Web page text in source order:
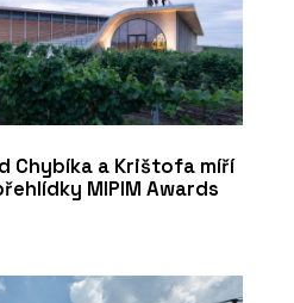
Chybíka a Krištofa míří
MIPIM Awards